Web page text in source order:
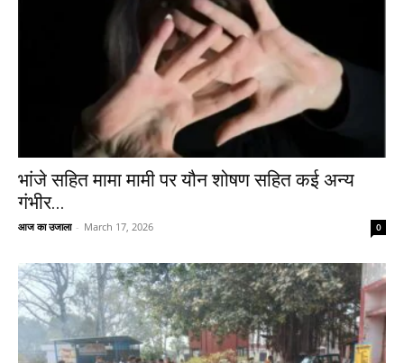
भांजे सहित मामा मामी पर यौन शोषण सहित कई अन्य
गंभीर...
आज का उजाला - March 17, 2026 0